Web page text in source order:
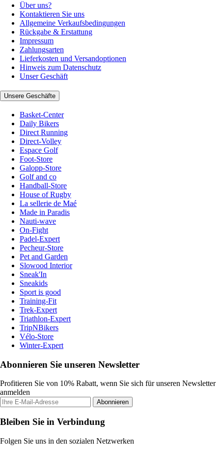
Über uns?
Kontaktieren Sie uns
Allgemeine Verkaufsbedingungen
Rückgabe & Erstattung
Impressum
Zahlungsarten
Lieferkosten und Versandoptionen
Hinweis zum Datenschutz
Unser Geschäft
Unsere Geschäfte
Basket-Center
Daily Bikers
Direct Running
Direct-Volley
Espace Golf
Foot-Store
Galopp-Store
Golf and co
Handball-Store
House of Rugby
La sellerie de Maé
Made in Paradis
Nauti-wave
On-Fight
Padel-Expert
Pecheur-Store
Pet and Garden
Slowood Interior
Sneak'In
Sneakids
Sport is good
Training-Fit
Trek-Expert
Triathlon-Expert
TripNBikers
Vélo-Store
Winter-Expert
Abonnieren Sie unseren Newsletter
Profitieren Sie von 10% Rabatt, wenn Sie sich für unseren Newsletter
anmelden
Abonnieren
Bleiben Sie in Verbindung
Folgen Sie uns in den sozialen Netzwerken